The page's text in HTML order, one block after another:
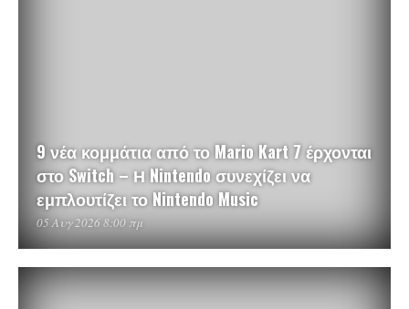
9 νέα κομμάτια από το Mario Kart 7 έρχονται
στο Switch – Η Nintendo συνεχίζει να
εμπλουτίζει το Nintendo Music
05 Αυγ 2026 8:00 πμ